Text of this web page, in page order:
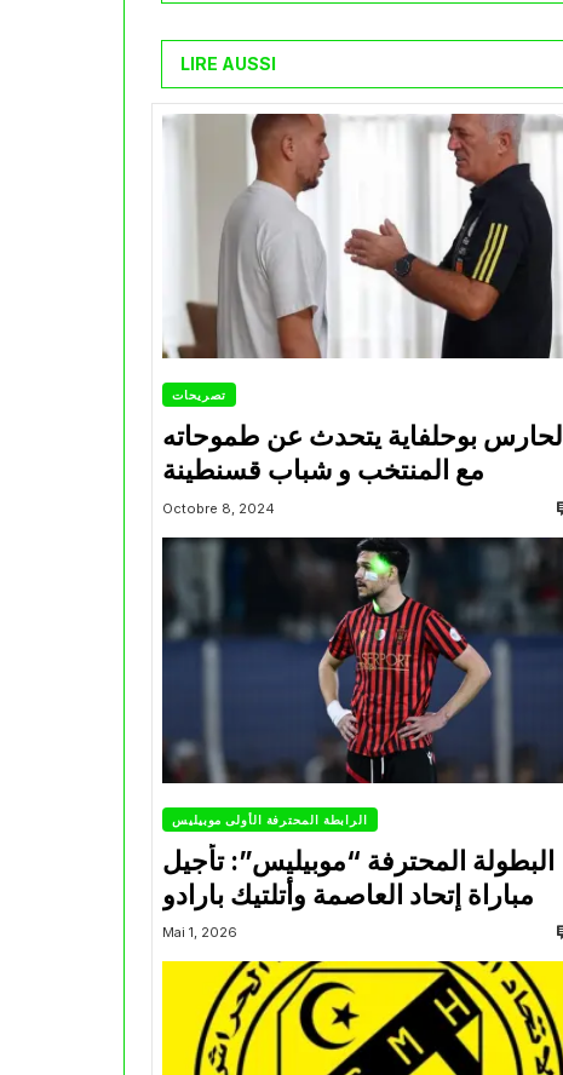
LIRE AUSSI
تصريحات
الحارس بوحلفاية يتحدث عن طموحاته
مع المنتخب و شباب قسنطينة
Octobre 8, 2024
الرابطة المحترفة الأولى موبيليس
البطولة المحترفة “موبيليس”: تأجيل
مباراة إتحاد العاصمة وأتلتيك بارادو
Mai 1, 2026